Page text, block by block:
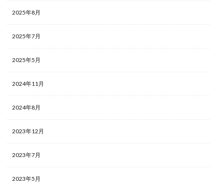
2025年8月
2025年7月
2025年5月
2024年11月
2024年8月
2023年12月
2023年7月
2023年5月